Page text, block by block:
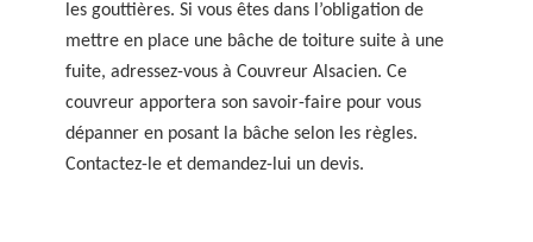
les gouttières. Si vous êtes dans l’obligation de
mettre en place une bâche de toiture suite à une
fuite, adressez-vous à Couvreur Alsacien. Ce
couvreur apportera son savoir-faire pour vous
dépanner en posant la bâche selon les règles.
Contactez-le et demandez-lui un devis.